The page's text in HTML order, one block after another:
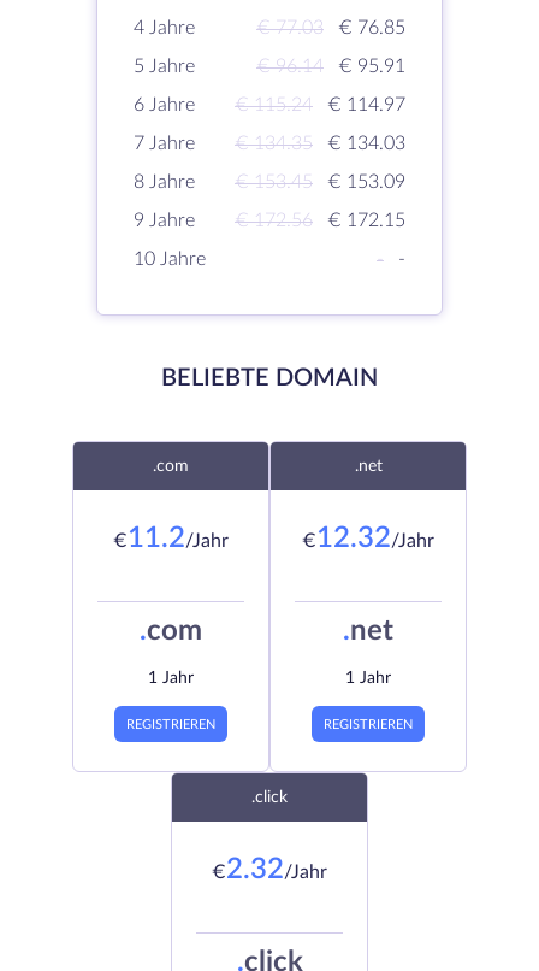
4 Jahre
€ 77.03
€ 76.85
5 Jahre
€ 96.14
€ 95.91
6 Jahre
€ 115.24
€ 114.97
7 Jahre
€ 134.35
€ 134.03
8 Jahre
€ 153.45
€ 153.09
9 Jahre
€ 172.56
€ 172.15
10 Jahre
- -
BELIEBTE DOMAIN
.com
€11.2/Jahr
.com
1 Jahr
REGISTRIEREN
.net
€12.32/Jahr
.net
1 Jahr
REGISTRIEREN
.click
€2.32/Jahr
.click